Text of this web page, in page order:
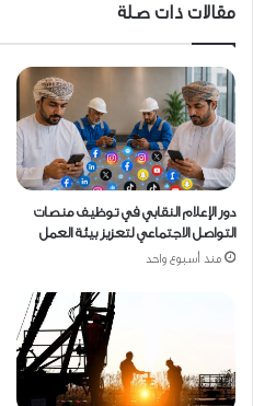
مقالات ذات صلة
دور الإعلام النقابي في توظيف منصات
التواصل الاجتماعي لتعزيز بيئة العمل
منذ أسبوع واحد